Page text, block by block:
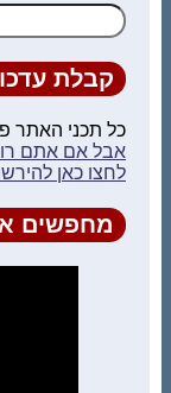
חיפוש:
קבלת
כל תכני האתר
אבל אם אתם
לחצו כאן
מחפשים